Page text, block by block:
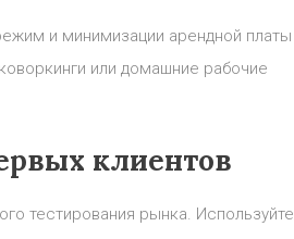
и минимизации арендной платы
или домашние рабочие
клиентов
тестирования рынка. Используйте